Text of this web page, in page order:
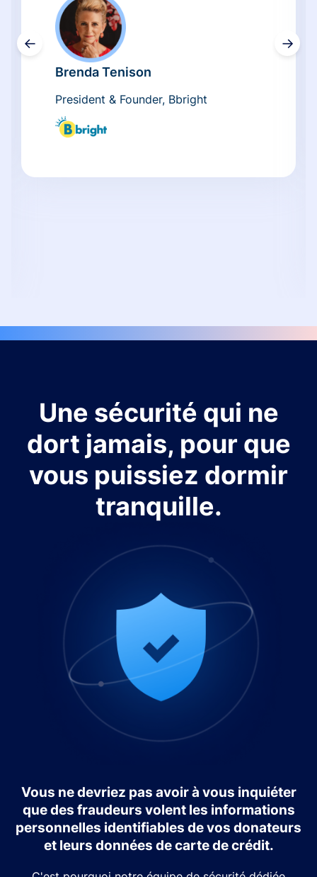
←
Brenda Tenison
President & Founder, Bbright
→
Une sécurité qui ne
dort jamais, pour que
vous puissiez dormir
tranquille.
Vous ne devriez pas avoir à vous inquiéter
que des fraudeurs volent les informations
personnelles identifiables de vos donateurs
et leurs données de carte de crédit.